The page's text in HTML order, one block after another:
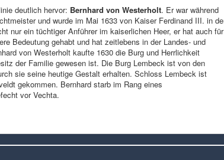
deutlich hervor: Bernhard von Westerholt. Er war während
und wurde im Mai 1633 von Kaiser Ferdinand III. in
nur ein tüchtiger Anführer im kaiserlichen Heer, er hat auch für
Bedeutung gehabt und hat zeitlebens in der Landes- und
von Westerholt kaufte 1630 die Burg und Herrlichkeit
der Familie gewesen ist. Die Burg Lembeck ist von den
sie seine heutige Gestalt erhalten. Schloss Lembeck ist
gekommen. Bernhard starb im Rang eines
vor Vechta.